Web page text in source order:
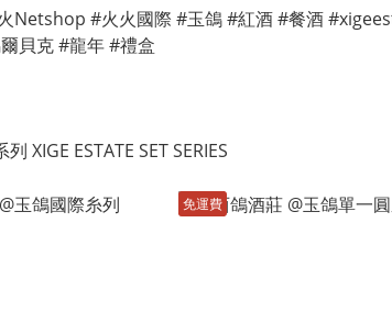
XIGE ESTATE SET SERIES
免運費